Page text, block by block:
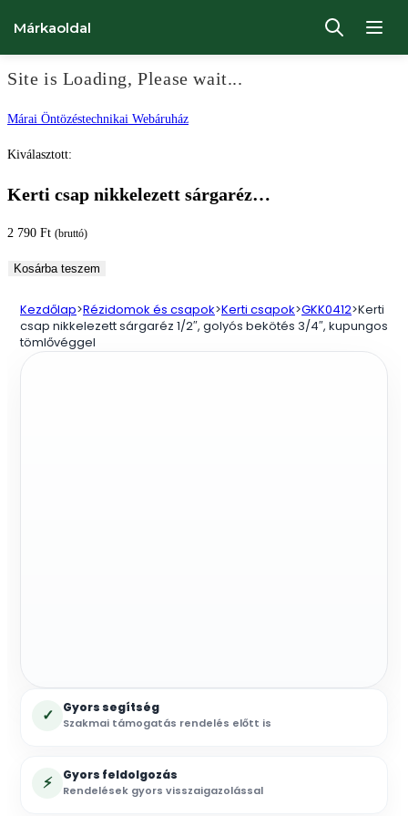
Site is Loading, Please wait...
Ugrás
Márai Öntözéstechnikai Webáruház
Márkaoldal
Kiválasztott:
Kerti csap nikkelezett sárgaréz…
2 790 Ft (bruttó)
Kerti
nikkelezett
sárgaréz
Kosárba teszem
Kezdőlap>Rézidomok és csapok>Kerti csapok>GKK0412>Kerti
csap nikkelezett sárgaréz 1/2″, golyós bekötés 3/4″, kupungos
tömlővéggel
✓ Gyors segítség
Szakmai támogatás rendelés előtt is
⚡ Gyors feldolgozás
Rendelések gyors visszaigazolással